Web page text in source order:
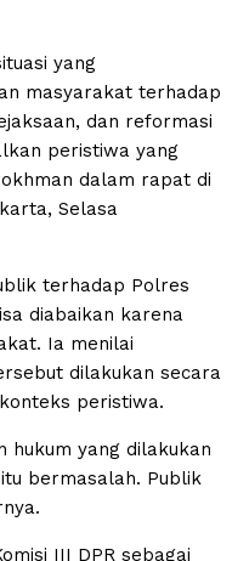
yang
masyarakat terhadap
dan reformasi
peristiwa yang
dalam rapat di
Selasa
terhadap Polres
diabaikan karena
Ia menilai
dilakukan secara
peristiwa.
hukum yang dilakukan
bermasalah. Publik
III DPR sebagai